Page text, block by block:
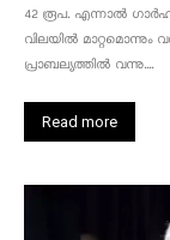
42 രൂപ. എന്നാൽ
വിലയിൽ മാറ്റമൊന്നും
പ്രാബല്യത്തിൽ വന്നു....
Read more